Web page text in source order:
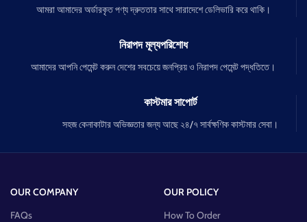
আমরা আমাদের অর্ডারকৃত পণ্য দ্রুততার সাথে সারাদেশে ডেলিভারি করে থাকি।
নিরাপদ মূল্যপরিশোধ
আমাদের আপনি পেমেন্ট করুন দেশের সবচেয়ে জনপ্রিয় ও নিরাপদ পেমেন্ট পদ্ধতিতে।
কাস্টমার সাপোর্ট
সহজ কেনাকাটার অভিজ্ঞতার জন্য আছে ২৪/৭ সার্বক্ষণিক কাস্টমার সেবা।
OUR COMPANY
FAQs
OUR POLICY
How To Order